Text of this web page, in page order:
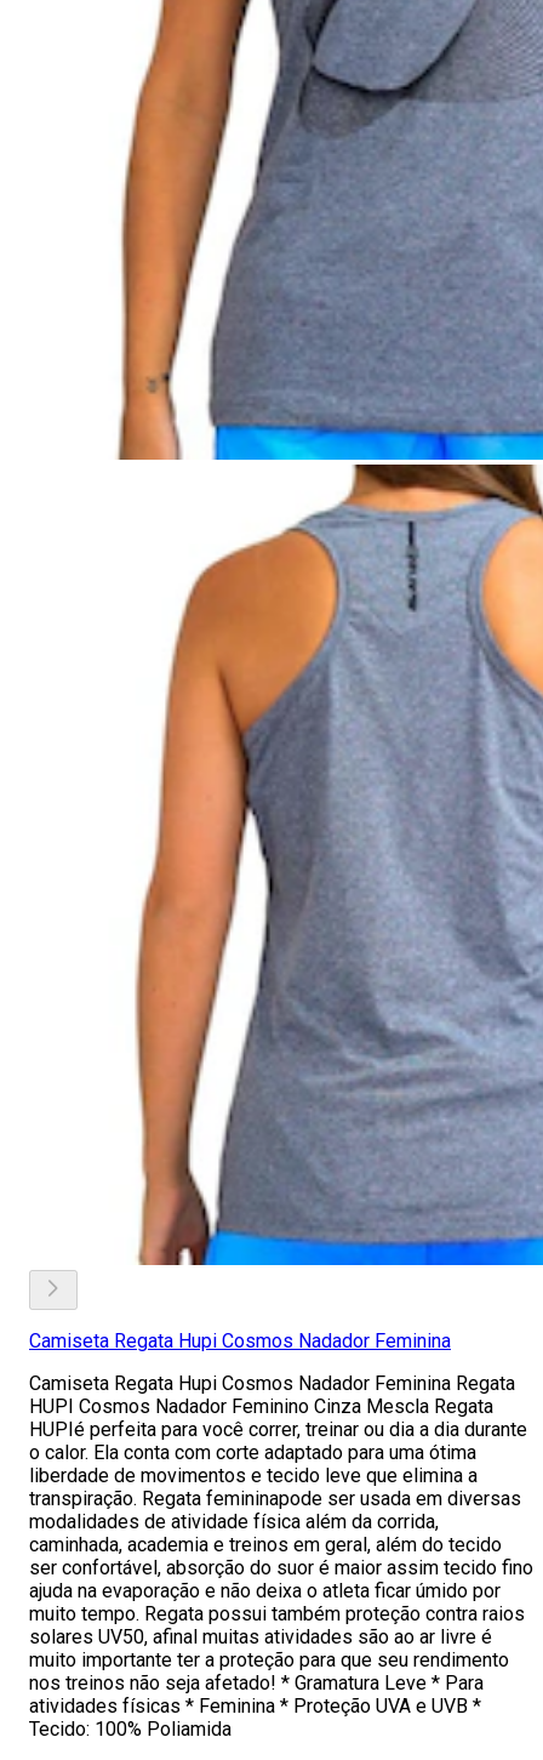
Camiseta Regata Hupi Cosmos Nadador Feminina
Camiseta Regata Hupi Cosmos Nadador Feminina Regata
HUPI Cosmos Nadador Feminino Cinza Mescla Regata
HUPIé perfeita para você correr, treinar ou dia a dia durante
o calor. Ela conta com corte adaptado para uma ótima
liberdade de movimentos e tecido leve que elimina a
transpiração. Regata femininapode ser usada em diversas
modalidades de atividade física além da corrida,
caminhada, academia e treinos em geral, além do tecido
ser confortável, absorção do suor é maior assim tecido fino
ajuda na evaporação e não deixa o atleta ficar úmido por
muito tempo. Regata possui também proteção contra raios
solares UV50, afinal muitas atividades são ao ar livre é
muito importante ter a proteção para que seu rendimento
nos treinos não seja afetado! * Gramatura Leve * Para
atividades físicas * Feminina * Proteção UVA e UVB *
Tecido: 100% Poliamida